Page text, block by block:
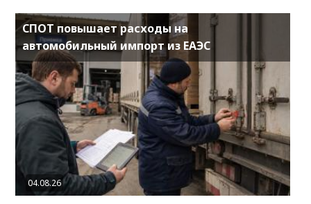
СПОТ повышает расходы на
автомобильный импорт из ЕАЭС
04.08.26